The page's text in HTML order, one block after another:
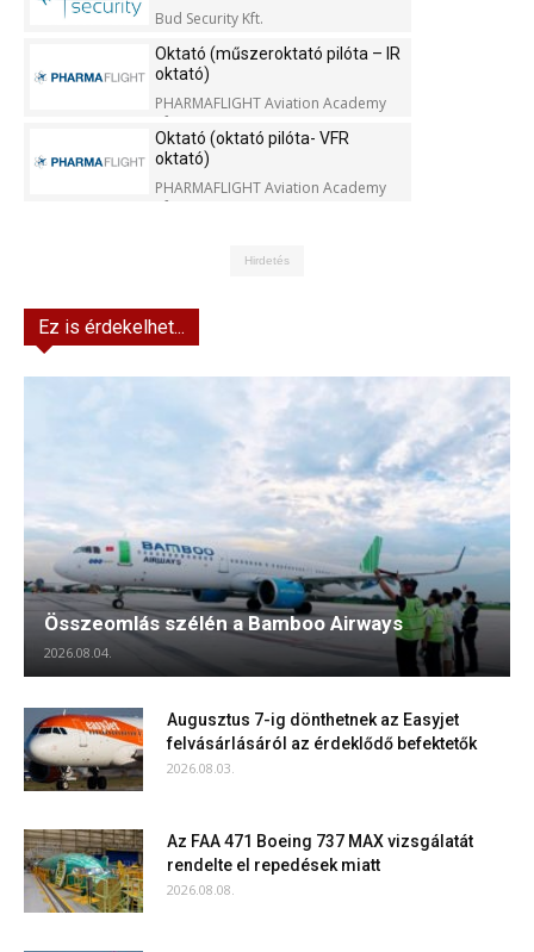
Bud Security Kft.
Oktató (műszeroktató pilóta – IR
oktató)
PHARMAFLIGHT Aviation Academy
Kft.
Oktató (oktató pilóta- VFR
oktató)
PHARMAFLIGHT Aviation Academy
Kft.
Hirdetés
Ez is érdekelhet...
Összeomlás szélén a Bamboo Airways
2026.08.04.
Augusztus 7-ig dönthetnek az Easyjet
felvásárlásáról az érdeklődő befektetők
2026.08.03.
Az FAA 471 Boeing 737 MAX vizsgálatát
rendelte el repedések miatt
2026.08.08.